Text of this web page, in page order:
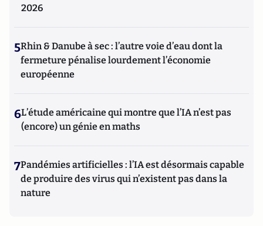
2026
5Rhin & Danube à sec : l’autre voie d’eau dont la
fermeture pénalise lourdement l’économie
européenne
6L’étude américaine qui montre que l’IA n’est pas
(encore) un génie en maths
7Pandémies artificielles : l’IA est désormais capable
de produire des virus qui n’existent pas dans la
nature